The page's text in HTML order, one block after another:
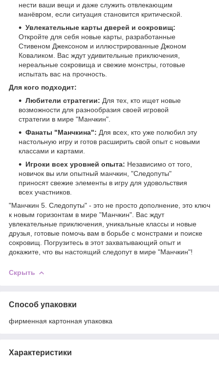
нести ваши вещи и даже служить отвлекающим
манёвром, если ситуация становится критической.
Увлекательные карты дверей и сокровищ:
Откройте для себя новые карты, разработанные
Стивеном Джексоном и иллюстрированные Джоном
Коваликом. Вас ждут удивительные приключения,
нереальные сокровища и свежие монстры, готовые
испытать вас на прочность.
Для кого подходит:
Любители стратегии: Для тех, кто ищет новые
возможности для разнообразия своей игровой
стратегии в мире "Манчкин".
Фанаты "Манчкина": Для всех, кто уже полюбил эту
настольную игру и готов расширить свой опыт с новыми
классами и картами.
Игроки всех уровней опыта: Независимо от того,
новичок вы или опытный манчкин, "Следопуты"
приносят свежие элементы в игру для удовольствия
всех участников.
"Манчкин 5. Следопуты" - это не просто дополнение, это ключ
к новым горизонтам в мире "Манчкин". Вас ждут
увлекательные приключения, уникальные классы и новые
друзья, готовые помочь вам в борьбе с монстрами и поиске
сокровищ. Погрузитесь в этот захватывающий опыт и
докажите, что вы настоящий следопут в мире "Манчкин"!
Скрыть
Способ упаковки
фирменная картонная упаковка
Характеристики